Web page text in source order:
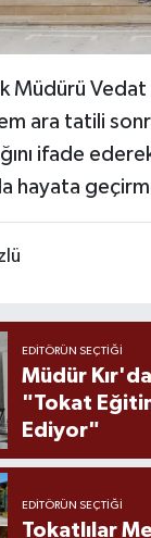
Müdürü Vedat
ara tatili
ifade
hayata
EDITÖRÜN SEÇTIĞI
Müdür
"Tokat
Ediyor"
EDITÖRÜN SEÇTIĞI
Tokatlılar